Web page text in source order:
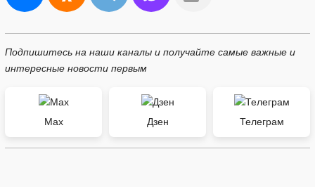
Подпишитесь на наши каналы и получайте самые важные и
интересные новости первым
Max Дзен Телеграм